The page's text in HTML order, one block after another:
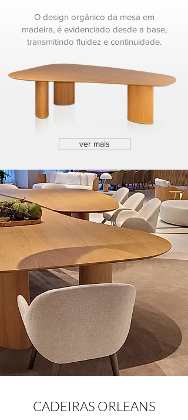
O design orgânico da mesa em
madeira, é evidenciado desde a base,
transmitindo fluidez e continuidade.
ver mais
CADEIRAS ORLEANS